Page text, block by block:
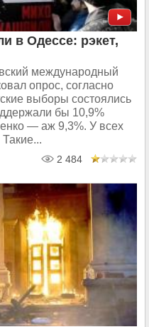
в Одессе: рэкет,
международный
опрос, согласно
выборы состоялись
бы 10,9%
— аж 9,3%. У всех
2 484